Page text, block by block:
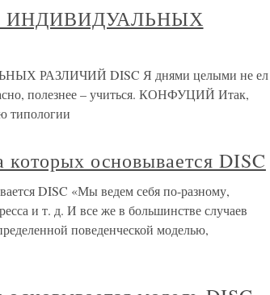
ИНДИВИДУАЛЬНЫХ
РАЗЛИЧИЙ DISC Я днями целыми не ел
полезнее – учиться. КОНФУЦИЙ Итак,
типологии
основывается DISC
DISC «Мы ведем себя по-разному,
и т. д. И все же в большинстве случаев
поведенческой моделью,